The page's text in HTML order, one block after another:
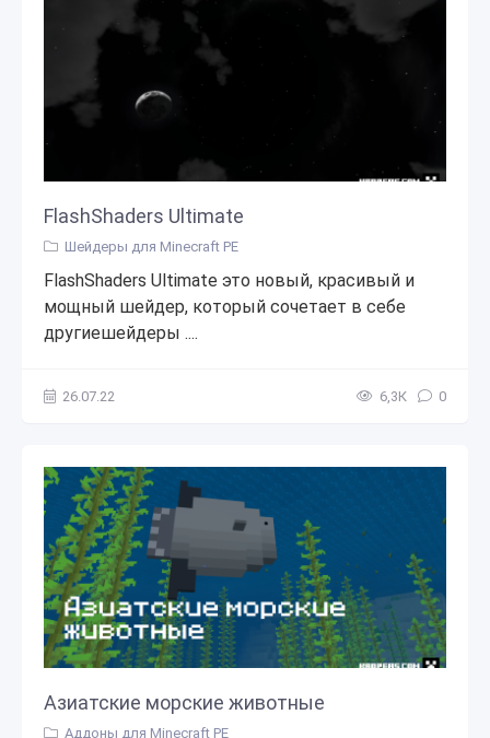
FlashShaders Ultimate
Шейдеры для Minecraft PE
FlashShaders Ultimate это новый, красивый и
мощный шейдер, который сочетает в себе
другиешейдеры ....
26.07.22 6,3К 0
Азиатские морские животные
Аддоны для Minecraft PE